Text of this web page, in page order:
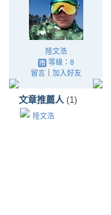
陸文浩
等級：8
留言｜ 加入好友
文章推薦人 (1)
陸文浩